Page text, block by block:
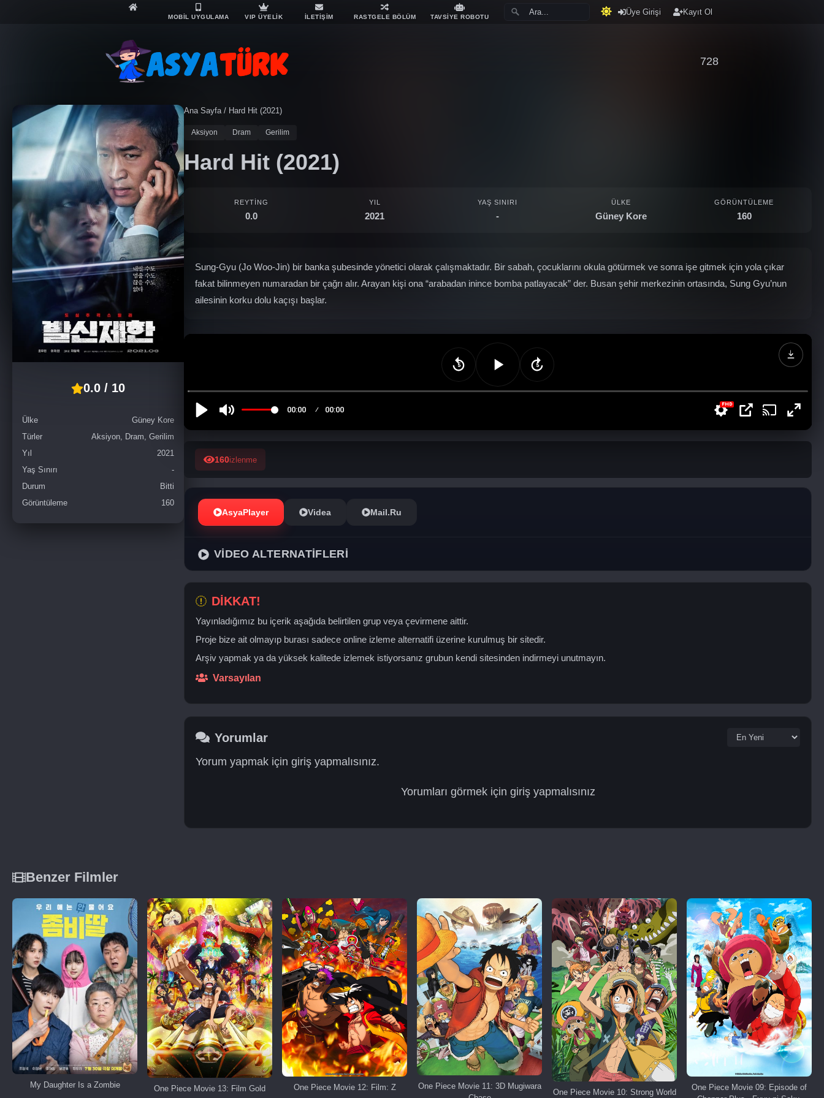
MOBİL UYGULAMA VIP ÜYELİK İLETİŞİM RASTGELE BÖLÜM TAVSİYE ROBOTU
Üye Girişi Kayıt Ol
728
0.0 / 10
Ülke
Güney Kore
Türler
Aksiyon, Dram, Gerilim
Yıl
2021
Yaş Sınırı
-
Durum
Bitti
Görüntüleme
160
Ana Sayfa/ Hard Hit (2021)
Aksiyon Dram Gerilim
Hard Hit (2021)
REYTING
0.0
YIL
2021
YAŞ SINIRI
-
ÜLKE
Güney Kore
GÖRÜNTÜLEME
160
Sung-Gyu (Jo Woo-Jin) bir banka şubesinde yönetici olarak çalışmaktadır. Bir sabah, çocuklarını okula götürmek ve sonra işe gitmek için yola çıkar
fakat bilinmeyen numaradan bir çağrı alır. Arayan kişi ona “arabadan inince bomba patlayacak” der. Busan şehir merkezinin ortasında, Sung Gyu’nun
ailesinin korku dolu kaçışı başlar.
160izlenme
AsyaPlayer Videa Mail.Ru
VİDEO ALTERNATİFLERİ
DİKKAT!
Yayınladığımız bu içerik aşağıda belirtilen grup veya çevirmene aittir.
Proje bize ait olmayıp burası sadece online izleme alternatifi üzerine kurulmuş bir sitedir.
Arşiv yapmak ya da yüksek kalitede izlemek istiyorsanız grubun kendi sitesinden indirmeyi unutmayın.
Varsayılan
Yorumlar
Yorum yapmak için giriş yapmalısınız.
Yorumları görmek için giriş yapmalısınız
Benzer Filmler
My Daughter Is a Zombie One Piece Movie 13: Film Gold One Piece Movie 12: Film: Z
One Piece Movie 11: 3D Mugiwara
One Piece Movie 10: Strong World
One Piece Movie 09: Episode of